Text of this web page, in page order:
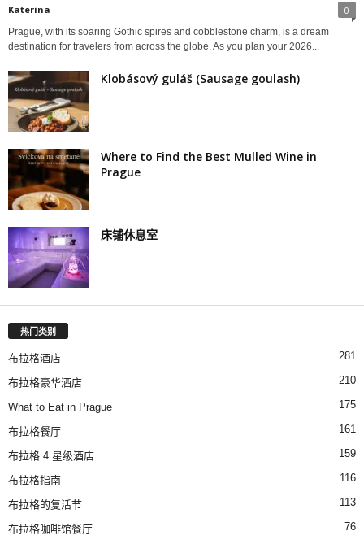
Katerina 0
Prague, with its soaring Gothic spires and cobblestone charm, is a dream
destination for travelers from across the globe. As you plan your 2026...
Klobásový guláš (Sausage goulash)
Where to Find the Best Mulled Wine in
Prague
床铺休息室
热门类别
布拉格酒店 281
布拉格豪华酒店 210
What to Eat in Prague 175
布拉格餐厅 161
布拉格 4 星级酒店 159
布拉格指南 116
布拉格的复活节 113
布拉格咖啡馆餐厅 76